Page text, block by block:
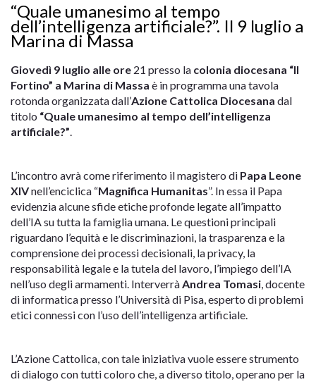
“Quale umanesimo al tempo
dell’intelligenza artificiale?”. Il 9 luglio a
Marina di Massa
Giovedì 9 luglio alle ore 21 presso la colonia diocesana “Il
Fortino” a Marina di Massa è in programma una tavola
rotonda organizzata dall’Azione Cattolica Diocesana dal
titolo “Quale umanesimo al tempo dell’intelligenza
artificiale?”.
L’incontro avrà come riferimento il magistero di Papa Leone
XIVnell’enciclica “Magnifica Humanitas”. In essa il Papa
evidenzia alcune sfide etiche profonde legate all’impatto
dell’IA su tutta la famiglia umana. Le questioni principali
riguardano l’equità e le discriminazioni, la trasparenza e la
comprensione dei processi decisionali, la privacy, la
responsabilità legale e la tutela del lavoro, l’impiego dell’IA
nell’uso degli armamenti. InterverràAndrea Tomasi, docente
di informatica presso l’Università di Pisa, esperto di problemi
etici connessi con l’uso dell’intelligenza artificiale.
L’Azione Cattolica, con tale iniziativa vuole essere strumento
di dialogo con tutti coloro che, a diverso titolo, operano per la